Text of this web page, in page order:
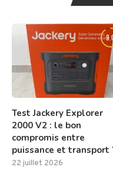
Test Jackery Explorer
2000 V2 : le bon
compromis entre
puissance et transport
22 juillet 2026